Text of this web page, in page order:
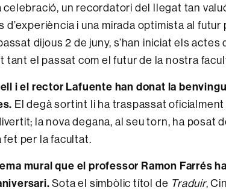
celebració, un recordatori del llegat tan
i una mirada optimista al futur
dijous 2 de juny, s’han iniciat els actes
tant el passat com el futur de la nostra
i el rector Lafuente han donat la
El degà sortint li ha traspassat
la nova degana, al seu torn, ha posat
fet per la facultat.
mural que el professor Ramon Farrés
Sota el simbòlic títol de Traduir,